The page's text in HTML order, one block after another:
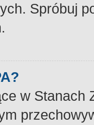
Spróbuj
w Stanach